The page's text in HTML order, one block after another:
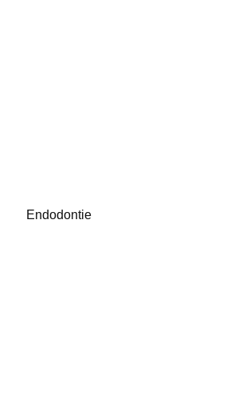
Endodontie